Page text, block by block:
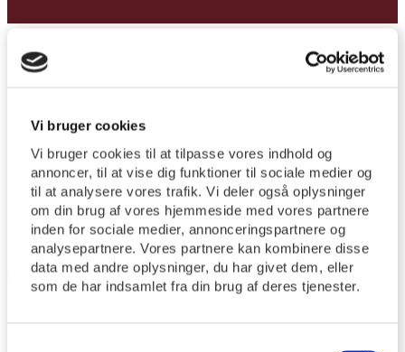
Vi bruger cookies
Vi bruger cookies til at tilpasse vores indhold og
annoncer, til at vise dig funktioner til sociale medier og
til at analysere vores trafik. Vi deler også oplysninger
om din brug af vores hjemmeside med vores partnere
inden for sociale medier, annonceringspartnere og
analysepartnere. Vores partnere kan kombinere disse
data med andre oplysninger, du har givet dem, eller
som de har indsamlet fra din brug af deres tjenester.
Nielsen
Tirsdagsmøder – ´Causeri´ om
Jeppe Aakjær og Carl Nielsen
Tirsdagsmøder – ´Causeri´ om Jeppe Aakjær og Carl Nielsen
http://tyrsted-uth.dk/wp-
content/themes/movedo/images/empty/thumbnail.jpg 150